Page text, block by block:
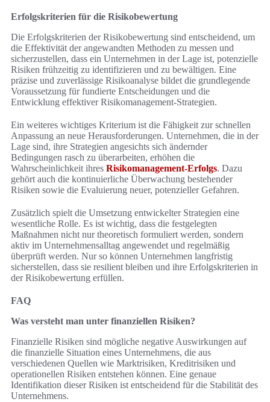
Erfolgskriterien für die Risikobewertung
Die Erfolgskriterien der Risikobewertung sind entscheidend, um
die Effektivität der angewandten Methoden zu messen und
sicherzustellen, dass ein Unternehmen in der Lage ist, potenzielle
Risiken frühzeitig zu identifizieren und zu bewältigen. Eine
präzise und zuverlässige Risikoanalyse bildet die grundlegende
Voraussetzung für fundierte Entscheidungen und die
Entwicklung effektiver Risikomanagement-Strategien.
Ein weiteres wichtiges Kriterium ist die Fähigkeit zur schnellen
Anpassung an neue Herausforderungen. Unternehmen, die in der
Lage sind, ihre Strategien angesichts sich ändernder
Bedingungen rasch zu überarbeiten, erhöhen die
Wahrscheinlichkeit ihres Risikomanagement-Erfolgs. Dazu
gehört auch die kontinuierliche Überwachung bestehender
Risiken sowie die Evaluierung neuer, potenzieller Gefahren.
Zusätzlich spielt die Umsetzung entwickelter Strategien eine
wesentliche Rolle. Es ist wichtig, dass die festgelegten
Maßnahmen nicht nur theoretisch formuliert werden, sondern
aktiv im Unternehmensalltag angewendet und regelmäßig
überprüft werden. Nur so können Unternehmen langfristig
sicherstellen, dass sie resilient bleiben und ihre Erfolgskriterien in
der Risikobewertung erfüllen.
FAQ
Was versteht man unter finanziellen Risiken?
Finanzielle Risiken sind mögliche negative Auswirkungen auf
die finanzielle Situation eines Unternehmens, die aus
verschiedenen Quellen wie Marktrisiken, Kreditrisiken und
operationellen Risiken entstehen können. Eine genaue
Identifikation dieser Risiken ist entscheidend für die Stabilität des
Unternehmens.